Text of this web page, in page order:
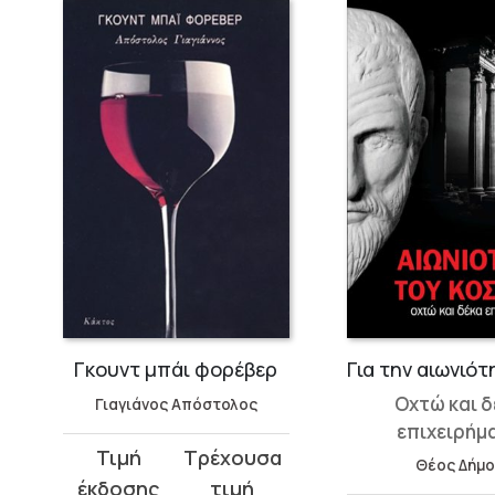
μπάι φορέβερ
Απόστολος
Για την αιωνιότητα του κόσμου
Οχτώ και δέκα
επιχειρήματα